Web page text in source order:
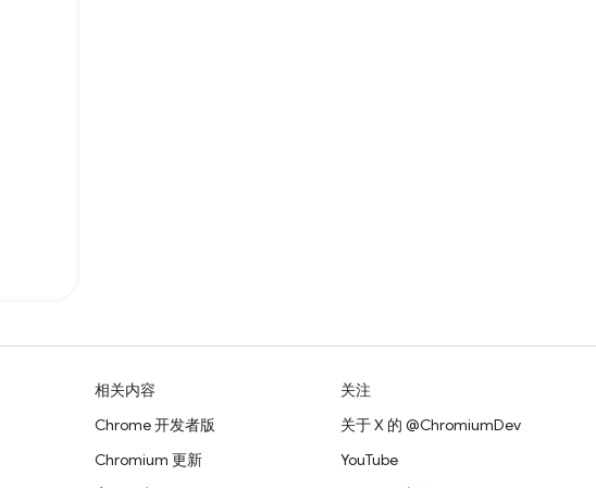
相关内容
Chrome 开发者版
Chromium 更新
关注
关于 X 的 @ChromiumDev
YouTube